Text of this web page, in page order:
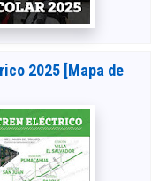
2025 [Mapa de